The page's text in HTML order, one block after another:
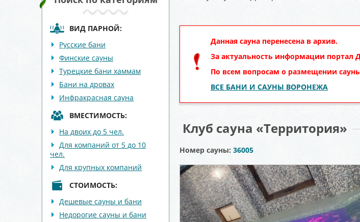
ВИД ПАРНОЙ:
Русские бани
Финские сауны
Турецкие бани хаммам
Бани на дровах
Инфракрасная сауна
ВМЕСТИМОСТЬ:
На двоих до 5 чел.
Для компаний от 5 до 10
чел.
Для крупных компаний
СТОИМОСТЬ:
Дешевые сауны и бани
Недорогие сауны и бани
Данная сауна перенесена в архив.
За актуальность информации портал
По всем вопросам о размещении
ВСЕ БАНИ И САУНЫ ВОРОНЕЖА
Клуб сауна «Территория»
Номер сауны: 36005